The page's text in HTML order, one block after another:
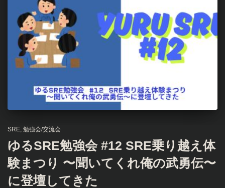
SRE 勉強会/交流会
ゆるSRE勉強会 #12 SRE乗り越え体
験まつり 〜聞いてくれ俺の武勇伝〜
に登壇してきた